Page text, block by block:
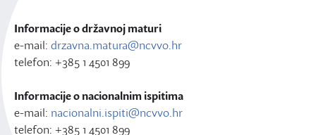
Informacije o državnoj maturi
e-mail: drzavna.matura@ncvvo.hr
telefon: +385 1 4501 899
Informacije o nacionalnim ispitima
e-mail: nacionalni.ispiti@ncvvo.hr
telefon: +385 1 4501 899